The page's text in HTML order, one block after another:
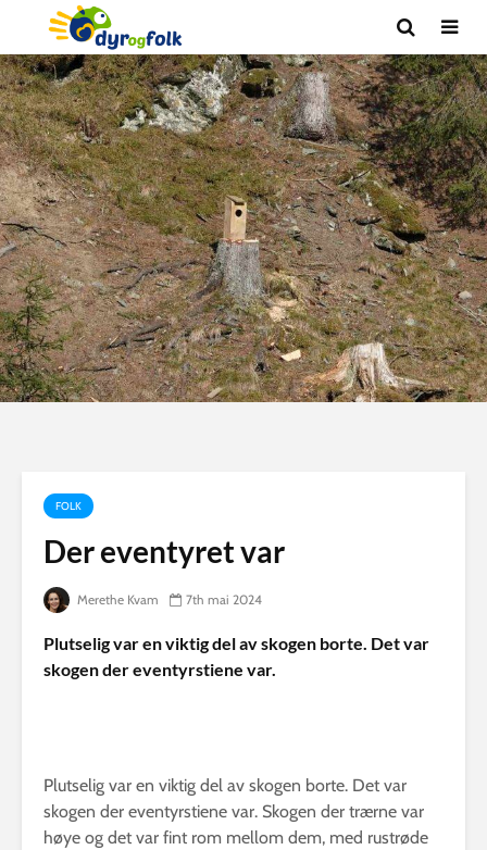
FOLK
Der eventyret var
Merethe Kvam 7th mai 2024
Plutselig var en viktig del av skogen borte. Det var
skogen der eventyrstiene var.
Plutselig var en viktig del av skogen borte. Det var
skogen der eventyrstiene var. Skogen der trærne var
høye og det var fint rom mellom dem, med rustrøde